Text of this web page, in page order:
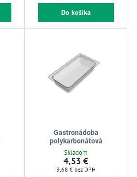
Do košíka
Gastronádoba
polykarbonátová
Skladom
4,53 €
3,68 € bez DPH